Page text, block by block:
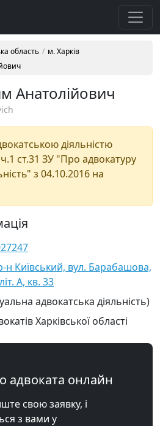
область
м. Харків
Анатолійович
діяльністю
ст.31 ЗУ "Про адвокатуру
з 04.10.2016 на
н Київський, вул. Барабашова,
А, кв. 33
адвокатська діяльність)
Харківської області
адвоката онлайн
свою заявку, і
з вами у